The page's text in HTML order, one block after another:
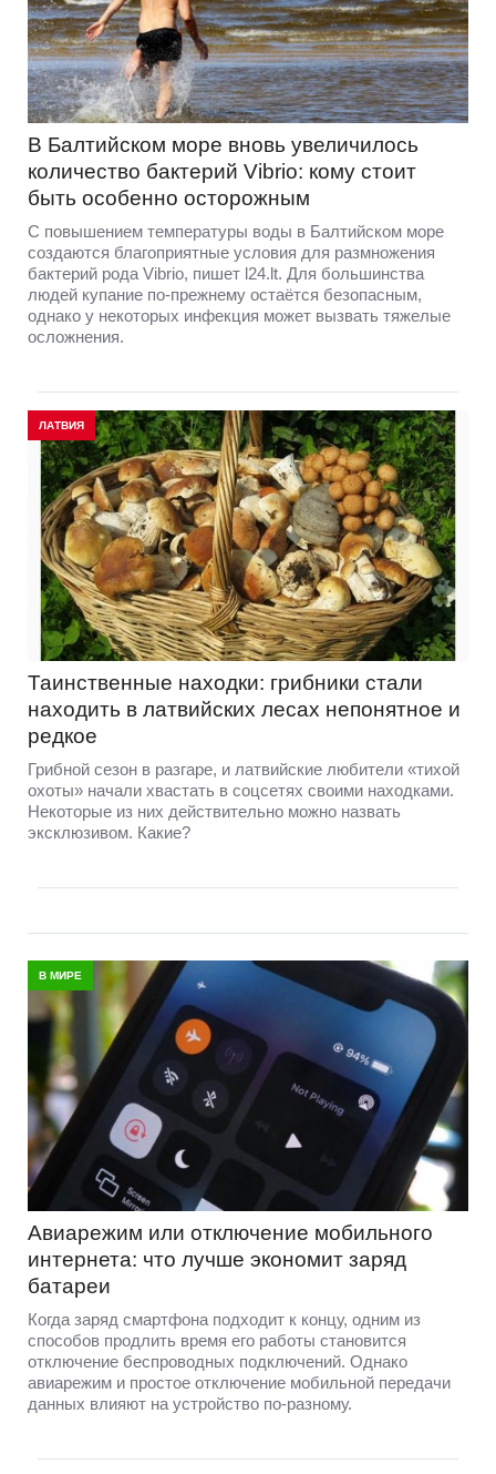
В Балтийском море вновь увеличилось
количество бактерий Vibrio: кому стоит
быть особенно осторожным
С повышением температуры воды в Балтийском море
создаются благоприятные условия для размножения
бактерий рода Vibrio, пишет l24.lt. Для большинства
людей купание по-прежнему остаётся безопасным,
однако у некоторых инфекция может вызвать тяжелые
осложнения.
ЛАТВИЯ
Таинственные находки: грибники стали
находить в латвийских лесах непонятное и
редкое
Грибной сезон в разгаре, и латвийские любители «тихой
охоты» начали хвастать в соцсетях своими находками.
Некоторые из них действительно можно назвать
эксклюзивом. Какие?
В МИРЕ
Авиарежим или отключение мобильного
интернета: что лучше экономит заряд
батареи
Когда заряд смартфона подходит к концу, одним из
способов продлить время его работы становится
отключение беспроводных подключений. Однако
авиарежим и простое отключение мобильной передачи
данных влияют на устройство по-разному.